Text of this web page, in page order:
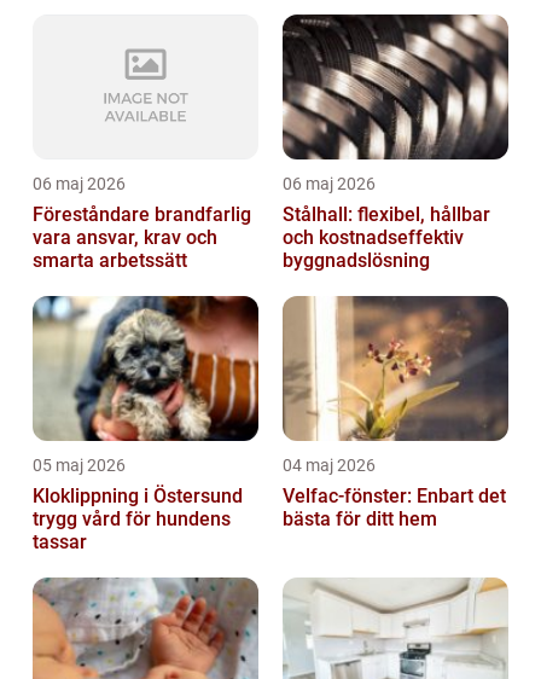
06 maj 2026
Föreståndare brandfarlig
vara ansvar, krav och
smarta arbetssätt
06 maj 2026
Stålhall: flexibel, hållbar
och kostnadseffektiv
byggnadslösning
05 maj 2026
Kloklippning i Östersund
trygg vård för hundens
tassar
04 maj 2026
Velfac-fönster: Enbart det
bästa för ditt hem